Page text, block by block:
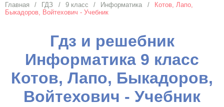
Главная ГДЗ 9 класс Информатика
Котов, Лапо,
Быкадоров, Войтехович - Учебник
Гдз и решебник
Информатика 9 класс
Котов, Лапо, Быкадоров,
Войтехович - Учебник